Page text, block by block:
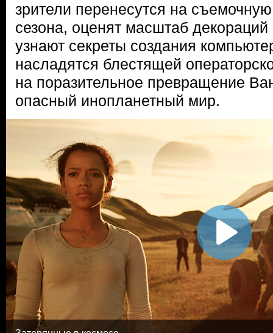
зрители перенесутся на
сезона, оценят масштаб декораций
узнают секреты создания
насладятся блестящей
на поразительное превращение
опасный инопланетный мир.